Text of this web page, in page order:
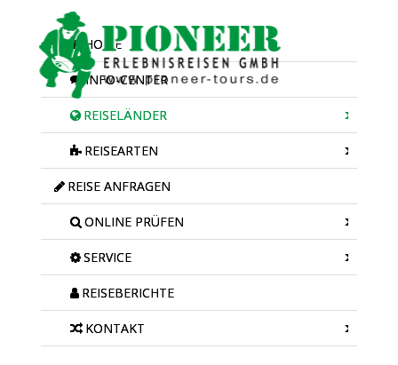
HOME
INFO-CENTER
REISELÄNDER
REISEARTEN
REISE ANFRAGEN
ONLINE PRÜFEN
SERVICE
REISEBERICHTE
KONTAKT